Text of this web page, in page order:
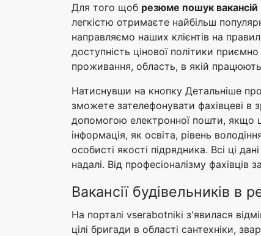
Для того щоб резюме пошук вакансій
легкістю отримаєте найбільш
направляємо наших клієнтів на
доступність цінової політики
проживання, область, в якій
Натиснувши на кнопку Детальніше
зможете зателефонувати фахівцеві в
допомогою електронної пошти, якщо
інформація, як освіта, рівень
особисті якості підрядника. Всі ці
надалі. Від професіоналізму
Вакансії будівельників в
На порталі vserabotniki з'явилася
цілі бригади в області сантехніки,